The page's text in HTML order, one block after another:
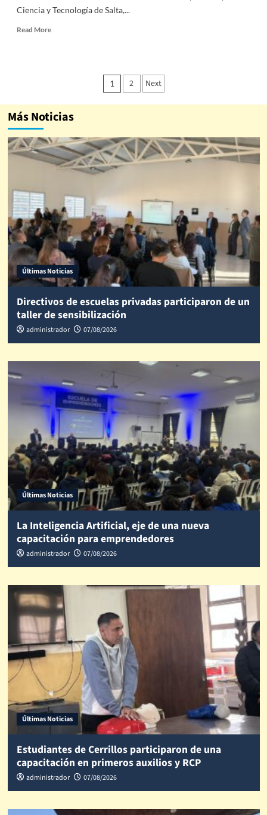
Ciencia y Tecnología de Salta,...
Read More
1 2 Next
Más Noticias
Últimas Noticias
Directivos de escuelas privadas participaron de un
taller de sensibilización
administrador 07/08/2026
Últimas Noticias
La Inteligencia Artificial, eje de una nueva
capacitación para emprendedores
administrador 07/08/2026
Últimas Noticias
Estudiantes de Cerrillos participaron de una
capacitación en primeros auxilios y RCP
administrador 07/08/2026